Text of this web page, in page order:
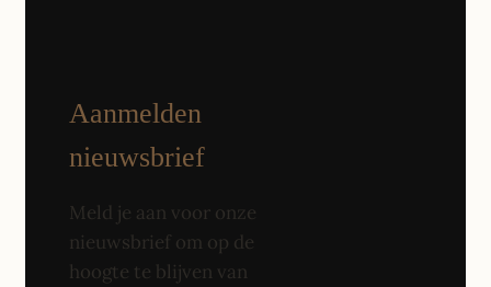
Aanmelden
nieuwsbrief
Meld je aan voor onze
nieuwsbrief om op de
hoogte te blijven van